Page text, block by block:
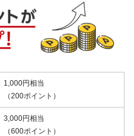
1,000円相当
（200ポイント）
3,000円相当
（600ポイント）